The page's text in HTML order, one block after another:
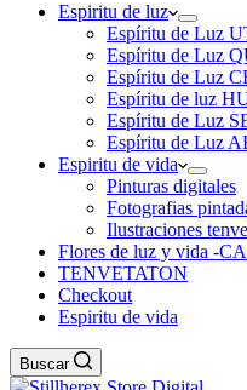
Espiritu de luz
Espíritu de Luz
Espíritu de Luz
Espíritu de Luz
Espíritu de luz
Espíritu de Luz
Espíritu de Luz
Espiritu de vida
Pinturas digitales
Fotografias
Ilustraciones
Flores de luz y vida -
TENVETATON
Checkout
Espiritu de vida
Buscar